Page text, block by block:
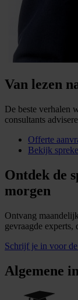
Van lezen
De beste verhalen
consultants
Offerte
Bekijk
Ontdek de
morgen
Ontvang
gevraagde
Schrijf je in voor
Algemene